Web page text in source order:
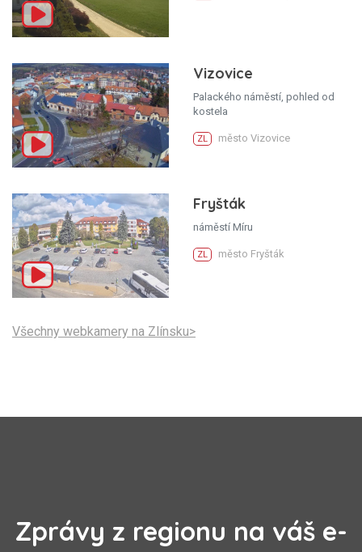
Vizovice
Palackého náměstí, pohled od
kostela
ZL město Vizovice
Fryšták
náměstí Míru
ZL město Fryšták
Všechny webkamery na Zlínsku>
Zprávy z regionu na váš e-